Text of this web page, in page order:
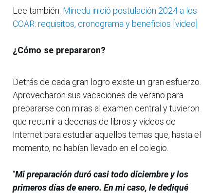
Lee también: Minedu inició postulación 2024 a los
COAR: requisitos, cronograma y beneficios [video]
¿Cómo se prepararon?
Detrás de cada gran logro existe un gran esfuerzo.
Aprovecharon sus vacaciones de verano para
prepararse con miras al examen central y tuvieron
que recurrir a decenas de libros y videos de
Internet para estudiar aquellos temas que, hasta el
momento, no habían llevado en el colegio.
“Mi preparación duró casi todo diciembre y los
primeros días de enero. En mi caso, le dediqué